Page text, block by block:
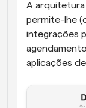
A arquitetura
permite-lhe
integrações
aplicações